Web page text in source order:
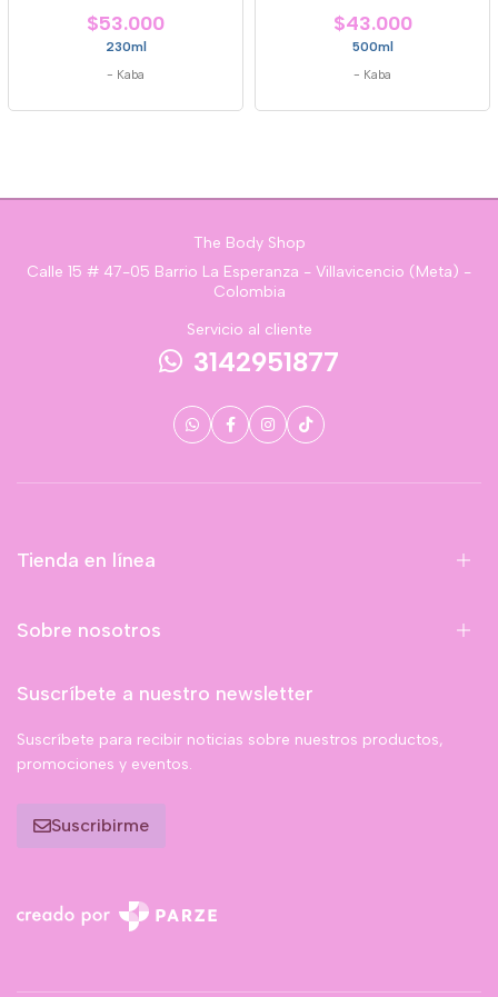
$53.000
230ml
- Kaba
$43.000
500ml
- Kaba
The Body Shop
Calle 15 # 47-05 Barrio La Esperanza - Villavicencio (Meta) -
Colombia
Servicio al cliente
3142951877
Tienda en línea
Sobre nosotros
Suscríbete a nuestro newsletter
Suscríbete para recibir noticias sobre nuestros productos,
promociones y eventos.
Suscribirme